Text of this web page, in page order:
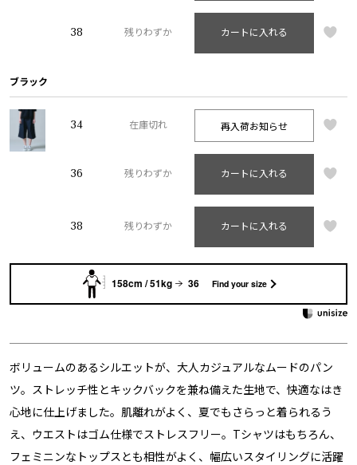
38 残りわずか カートに入れる
ブラック
34 在庫切れ 再入荷お知らせ
36 残りわずか カートに入れる
38 残りわずか カートに入れる
158cm / 51kg 36 Find your size
ボリュームのあるシルエットが、大人カジュアルなムードのパン
ツ。ストレッチ性とキックバックを兼ね備えた生地で、快適なはき
心地に仕上げました。肌離れがよく、夏でもさらっと着られるう
え、ウエストはゴム仕様でストレスフリー。Tシャツはもちろん、
フェミニンなトップスとも相性がよく、幅広いスタイリングに活躍